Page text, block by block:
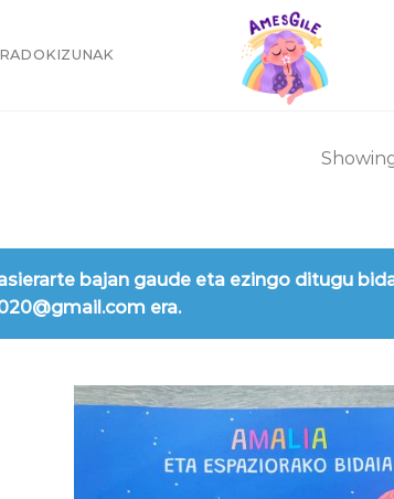
bajan gaude eta ezingo ditugu
era.